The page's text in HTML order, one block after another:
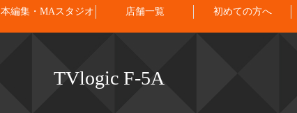
本編集・MAスタジオ 店舗一覧 初めての方へ
TVlogic F-5A